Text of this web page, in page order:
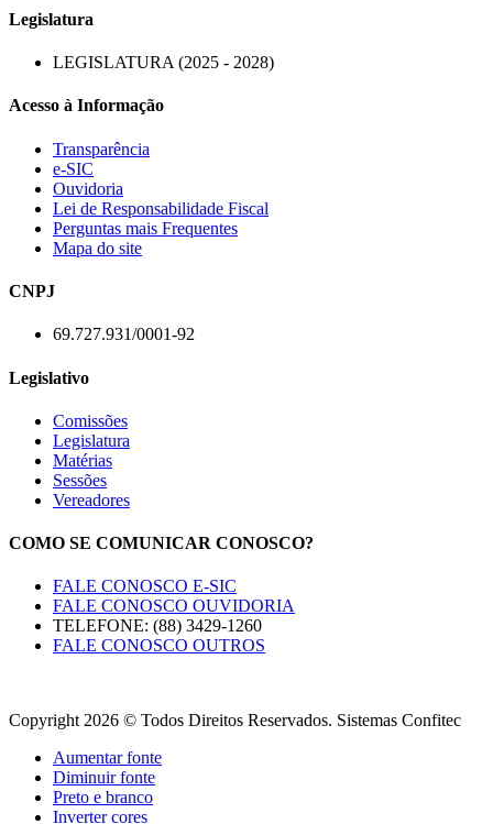
Legislatura
LEGISLATURA (2025 - 2028)
Acesso à Informação
Transparência
e-SIC
Ouvidoria
Lei de Responsabilidade Fiscal
Perguntas mais Frequentes
Mapa do site
CNPJ
69.727.931/0001-92
Legislativo
Comissões
Legislatura
Matérias
Sessões
Vereadores
COMO SE COMUNICAR CONOSCO?
FALE CONOSCO E-SIC
FALE CONOSCO OUVIDORIA
TELEFONE: (88) 3429-1260
FALE CONOSCO OUTROS
Copyright 2026 © Todos Direitos Reservados. Sistemas Confitec
Aumentar fonte
Diminuir fonte
Preto e branco
Inverter cores